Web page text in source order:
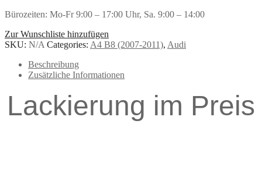
Bürozeiten: Mo-Fr 9:00 – 17:00 Uhr, Sa. 9:00 – 14:00
Zur Wunschliste hinzufügen
SKU: N/A Categories: A4 B8 (2007-2011), Audi
Beschreibung
Zusätzliche Informationen
Lackierung im Preis